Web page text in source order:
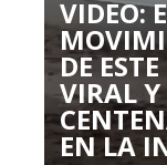
VIDEO:
DE
VIRAL
EN LA